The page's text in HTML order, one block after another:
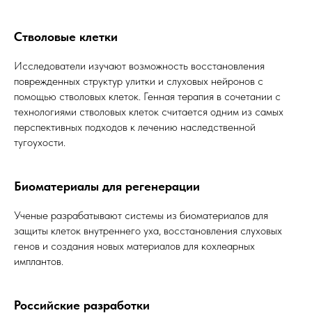
Стволовые клетки
Исследователи изучают возможность восстановления
поврежденных структур улитки и слуховых нейронов с
помощью стволовых клеток. Генная терапия в сочетании с
технологиями стволовых клеток считается одним из самых
перспективных подходов к лечению наследственной
тугоухости.
Биоматериалы для регенерации
Ученые разрабатывают системы из биоматериалов для
защиты клеток внутреннего уха, восстановления слуховых
генов и создания новых материалов для кохлеарных
имплантов.
Российские разработки